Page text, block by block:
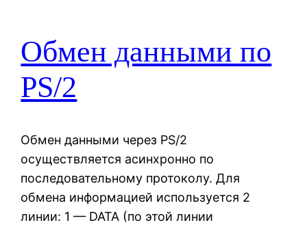
Обмен данными по
PS/2
Обмен данными через PS/2
осуществляется асинхронно по
последовательному протоколу. Для
обмена информацией используется 2
линии: 1 — DATA (по этой линии